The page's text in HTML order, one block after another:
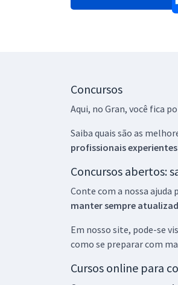
Concursos
Aqui, no Gran, você fica
Saiba quais são as
profissionais
Concursos abertos:
Conte com a nossa ajuda
manter sempre
Em nosso site, pode-se
como se preparar com
Cursos online para